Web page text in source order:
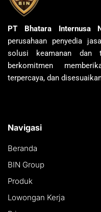
PT Bhatara Internusa
perusahaan penyedia
solusi keamanan dan
berkomitmen
terpercaya, dan
Navigasi
Beranda
BIN Group
Produk
Lowongan Kerja